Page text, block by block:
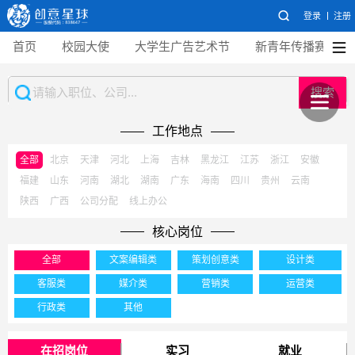
登录 注册
首页 校园大使 大学生广告艺术节 新青年传播赛
搜索
工作地点
全部 北京 天津 河北 上海 吉林 黑龙江 江苏 浙江
安徽
福建
山东 河南 湖北 湖南 广东 海南 四川 贵州
云南
陕西
广西 公司分配 线上办公
核心岗位
全部 文案编辑类 策划创意类 设计类
客服类 媒介类 营销类 运营类
行政类 其他
在招岗位 实习 就业